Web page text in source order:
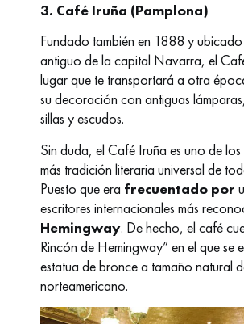
3. Café Iruña (Pamplona)
Fundado también en 1888 y
antiguo de la capital Navarra, el
lugar que te transportará a otra
su decoración con antiguas
sillas y escudos.
Sin duda, el Café Iruña es uno de
más tradición literaria universal de
Puesto que era frecuentado por
escritores internacionales más
Hemingway. De hecho, el café
Rincón de Hemingway” en el que se
estatua de bronce a tamaño natural
norteamericano.